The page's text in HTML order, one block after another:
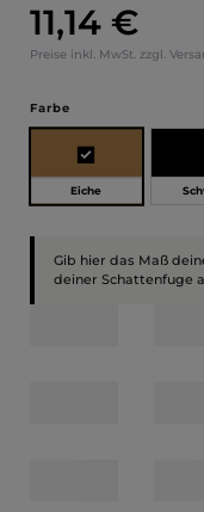
Regulärer Preis:
11,14 €
Preise inkl. MwSt. zzgl.
Farbeauswählen
Eiche
Gib hier das Maß
deiner Schattenfuge